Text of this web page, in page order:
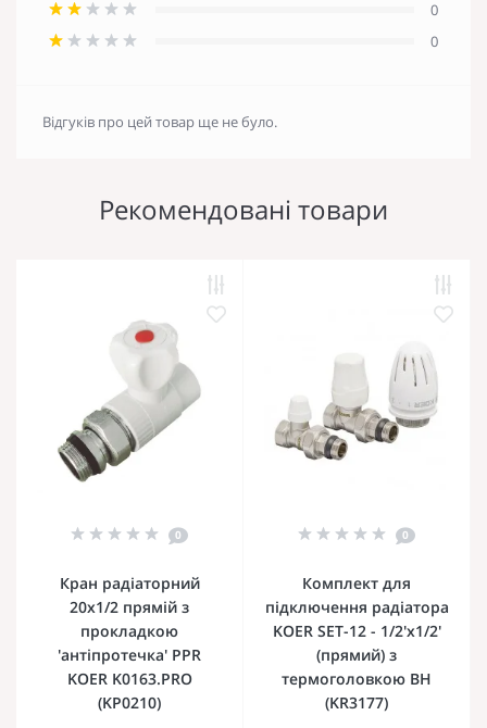
0
0
Відгуків про цей товар ще не було.
Рекомендовані товари
0
Кран радіаторний
20x1/2 прямій з
прокладкою
'антіпротечка' PPR
KOER K0163.PRO
(KP0210)
0
Комплект для
підключення радіатора
KOER SET-12 - 1/2'x1/2'
(прямий) з
термоголовкою ВН
(KR3177)